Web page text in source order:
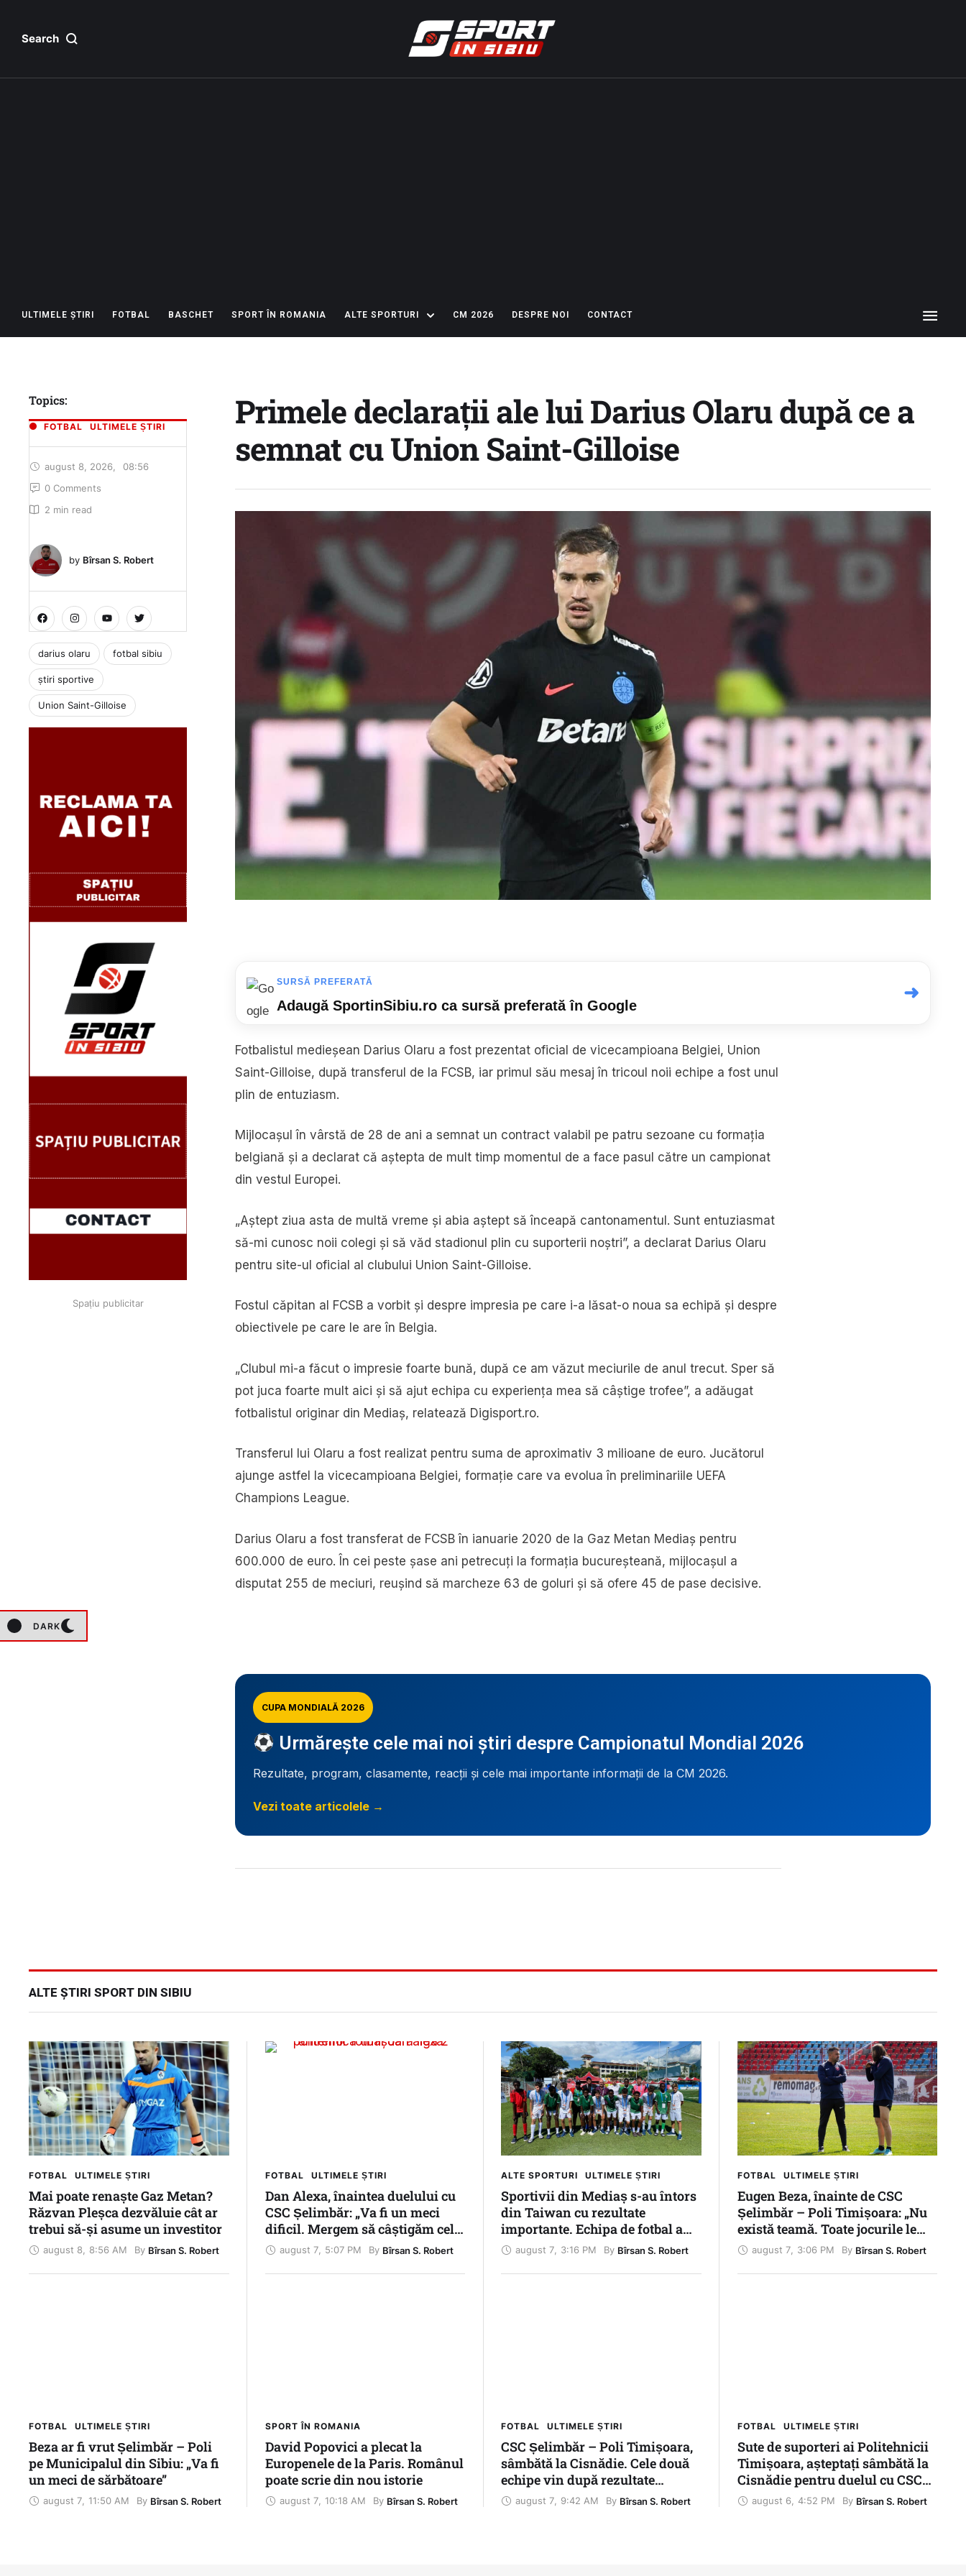
Search
ULTIMELE ȘTIRI FOTBAL BASCHET SPORT ÎN ROMANIA ALTE SPORTURI CM 2026 DESPRE NOI CONTACT
DARK
Topics:
FOTBAL ULTIMELE ȘTIRI
august 8, 2026
08:56
0 Comments
2 min read
by Bîrsan S. Robert
darius olaru fotbal sibiu
știri sportive
Union Saint-Gilloise
Spațiu publicitar
Primele declarații ale lui Darius Olaru după ce a
semnat cu Union Saint-Gilloise
SURSĂ PREFERATĂ
Adaugă SportinSibiu.ro ca sursă preferată în Google
➜
Fotbalistul medieșean Darius Olaru a fost prezentat oficial de vicecampioana Belgiei, Union
Saint-Gilloise, după transferul de la FCSB, iar primul său mesaj în tricoul noii echipe a fost unul
plin de entuziasm.
Mijlocașul în vârstă de 28 de ani a semnat un contract valabil pe patru sezoane cu formația
belgiană și a declarat că aștepta de mult timp momentul de a face pasul către un campionat
din vestul Europei.
„Aștept ziua asta de multă vreme și abia aștept să înceapă cantonamentul. Sunt entuziasmat
să-mi cunosc noii colegi și să văd stadionul plin cu suporterii noștri”, a declarat Darius Olaru
pentru site-ul oficial al clubului Union Saint-Gilloise.
Fostul căpitan al FCSB a vorbit și despre impresia pe care i-a lăsat-o noua sa echipă și despre
obiectivele pe care le are în Belgia.
„Clubul mi-a făcut o impresie foarte bună, după ce am văzut meciurile de anul trecut. Sper să
pot juca foarte mult aici și să ajut echipa cu experiența mea să câștige trofee”, a adăugat
fotbalistul originar din Mediaș, relatează Digisport.ro.
Transferul lui Olaru a fost realizat pentru suma de aproximativ 3 milioane de euro. Jucătorul
ajunge astfel la vicecampioana Belgiei, formație care va evolua în preliminariile UEFA
Champions League.
Darius Olaru a fost transferat de FCSB în ianuarie 2020 de la Gaz Metan Mediaș pentru
600.000 de euro. În cei peste șase ani petrecuți la formația bucureșteană, mijlocașul a
disputat 255 de meciuri, reușind să marcheze 63 de goluri și să ofere 45 de pase decisive.
CUPA MONDIALĂ 2026
Urmărește cele mai noi știri despre Campionatul Mondial 2026
Rezultate, program, clasamente, reacții și cele mai importante informații de la CM 2026.
Vezi toate articolele →
ALTE ȘTIRI SPORT DIN SIBIU
FOTBAL ULTIMELE ȘTIRI
Mai poate renaște Gaz Metan?
Răzvan Pleșca dezvăluie cât ar
trebui să-și asume un investitor
august 8 8:56 AM By Bîrsan S. Robert
FOTBAL ULTIMELE ȘTIRI
Dan Alexa, înaintea duelului cu
CSC Șelimbăr: „Va fi un meci
dificil. Mergem să câștigăm cele
trei puncte”
august 7, 5:07 PM By Bîrsan S. Robert
ALTE SPORTURI ULTIMELE ȘTIRI
Sportivii din Mediaș s-au întors
din Taiwan cu rezultate
importante. Echipa de fotbal a
ajuns până în semifinalele
Copiilor
august 7 3:16 PM By Bîrsan S. Robert
FOTBAL ULTIMELE ȘTIRI
Eugen Beza, înainte de CSC
Șelimbăr – Poli Timișoara: „Nu
există teamă. Toate jocurile le
vom juca la victorie”
august 7, 3:06 PM By Bîrsan S. Robert
FOTBAL ULTIMELE ȘTIRI
Beza ar fi vrut Șelimbăr – Poli
pe Municipalul din Sibiu: „Va fi
un meci de sărbătoare”
august 7 11:50 AM By Bîrsan S. Robert
SPORT ÎN ROMANIA
David Popovici a plecat la
Europenele de la Paris. Românul
poate scrie din nou istorie
august 7, 10:18 AM By Bîrsan S. Robert
FOTBAL ULTIMELE ȘTIRI
CSC Șelimbăr – Poli Timișoara,
sâmbătă la Cisnădie. Cele două
echipe vin după rezultate
diferite în prima etapă
august 7 9:42 AM By Bîrsan S. Robert
FOTBAL ULTIMELE ȘTIRI
Sute de suporteri ai Politehnicii
Timișoara, așteptați sâmbătă la
Cisnădie pentru duelul cu CSC
Șelimbăr
august 6, 4:52 PM By Bîrsan S. Robert